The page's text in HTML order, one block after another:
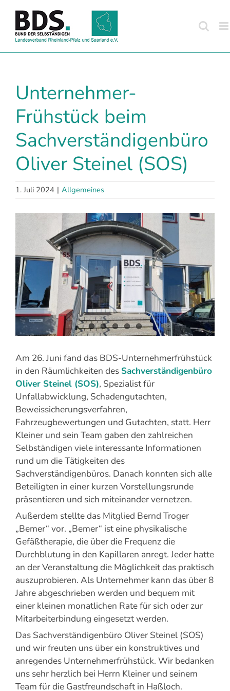
Inhalt
springen
Unternehmer-
Frühstück beim
Sachverständigenbüro
Oliver Steinel (SOS)
1. Juli 2024 | Allgemeines
Am 26. Juni fand das BDS-Unternehmerfrühstück
in den Räumlichkeiten des Sachverständigenbüro
Oliver Steinel (SOS), Spezialist für
Unfallabwicklung, Schadengutachten,
Beweissicherungsverfahren,
Fahrzeugbewertungen und Gutachten, statt. Herr
Kleiner und sein Team gaben den zahlreichen
Selbständigen viele interessante Informationen
rund um die Tätigkeiten des
Sachverständigenbüros. Danach konnten sich alle
Beteiligten in einer kurzen Vorstellungsrunde
präsentieren und sich miteinander vernetzen.
Außerdem stellte das Mitglied Bernd Troger
„Bemer“ vor. „Bemer“ ist eine physikalische
Gefäßtherapie, die über die Frequenz die
Durchblutung in den Kapillaren anregt. Jeder hatte
an der Veranstaltung die Möglichkeit das praktisch
auszuprobieren. Als Unternehmer kann das über 8
Jahre abgeschrieben werden und bequem mit
einer kleinen monatlichen Rate für sich oder zur
Mitarbeiterbindung eingesetzt werden.
Das Sachverständigenbüro Oliver Steinel (SOS)
und wir freuten uns über ein konstruktives und
anregendes Unternehmerfrühstück. Wir bedanken
uns sehr herzlich bei Herrn Kleiner und seinem
Team für die Gastfreundschaft in Haßloch.